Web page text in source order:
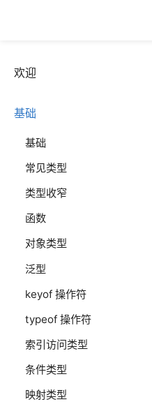
欢迎
基础
基础
常见类型
类型收窄
函数
对象类型
泛型
keyof 操作符
typeof 操作符
索引访问类型
条件类型
映射类型